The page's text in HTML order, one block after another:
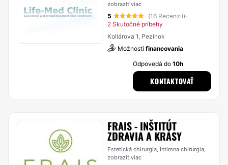
zobraziť viac
5 (16 Recenzií)·
2 Skutočné príbehy
Kollárova 1, Pezinok
Možnosti financovania
Odpovedá do10h
KONTAKTOVAŤ
FRAIS - INŠTITÚT
ZDRAVIA A KRÁSY
Estetická chirurgia, Intímna chirurgia,
zobraziť viac